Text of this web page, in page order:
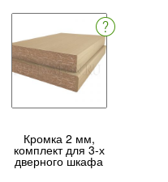
Кромка 2 мм,
комплект для 3-х
дверного шкафа